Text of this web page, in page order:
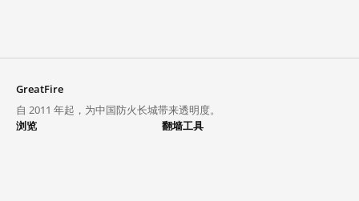
GreatFire
自 2011 年起，为中国防火长城带来透明度。
浏览
翻墙工具